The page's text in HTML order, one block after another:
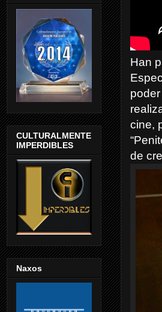
Han
cine,
de
CULTURALMENTE
IMPERDIBLES
Naxos